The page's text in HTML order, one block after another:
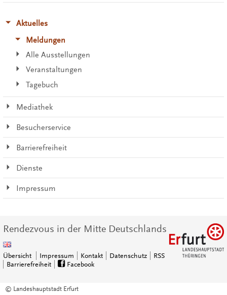
Aktuelles
Meldungen
Alle Ausstellungen
Veranstaltungen
Tagebuch
Mediathek
Besucherservice
Barrierefreiheit
Dienste
Impressum
Rendezvous in der Mitte Deutschlands
Übersicht Impressum Kontakt Datenschutz
RSS
Barrierefreiheit
Facebook
© Landeshauptstadt Erfurt